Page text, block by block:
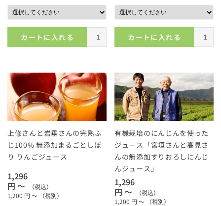
カートに入れる カートに入れる
上條さんと岩垂さんの完熟ふ
じ100% 無添加まるごとしぼ
り りんごジュース
1,296
円 ～
（税込）
1,200 円 ～ （税別）
有機栽培のにんじんを使った
ジュース「宮垣さんと高見さ
んの無添加すりおろしにんじ
んジュース」
1,296
円 ～
（税込）
1,200 円 ～ （税別）